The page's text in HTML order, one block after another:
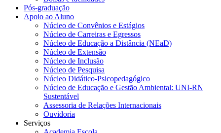
Pós-graduação
Apoio ao Aluno
Núcleo de Convênios e Estágios
Núcleo de Carreiras e Egressos
Núcleo de Educação a Distância (NEaD)
Núcleo de Extensão
Núcleo de Inclusão
Núcleo de Pesquisa
Núcleo Didático-Psicopedagógico
Núcleo de Educação e Gestão Ambiental: UNI-RN
Sustentável
Assessoria de Relações Internacionais
Ouvidoria
Serviços